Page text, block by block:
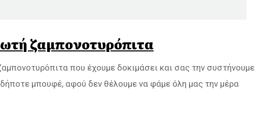
ζαμπονοτυρόπιτα
που έχουμε δοκιμάσει και σας την συστήνουμε
μπουφέ, αφού δεν θέλουμε να φάμε όλη μας την μέρα